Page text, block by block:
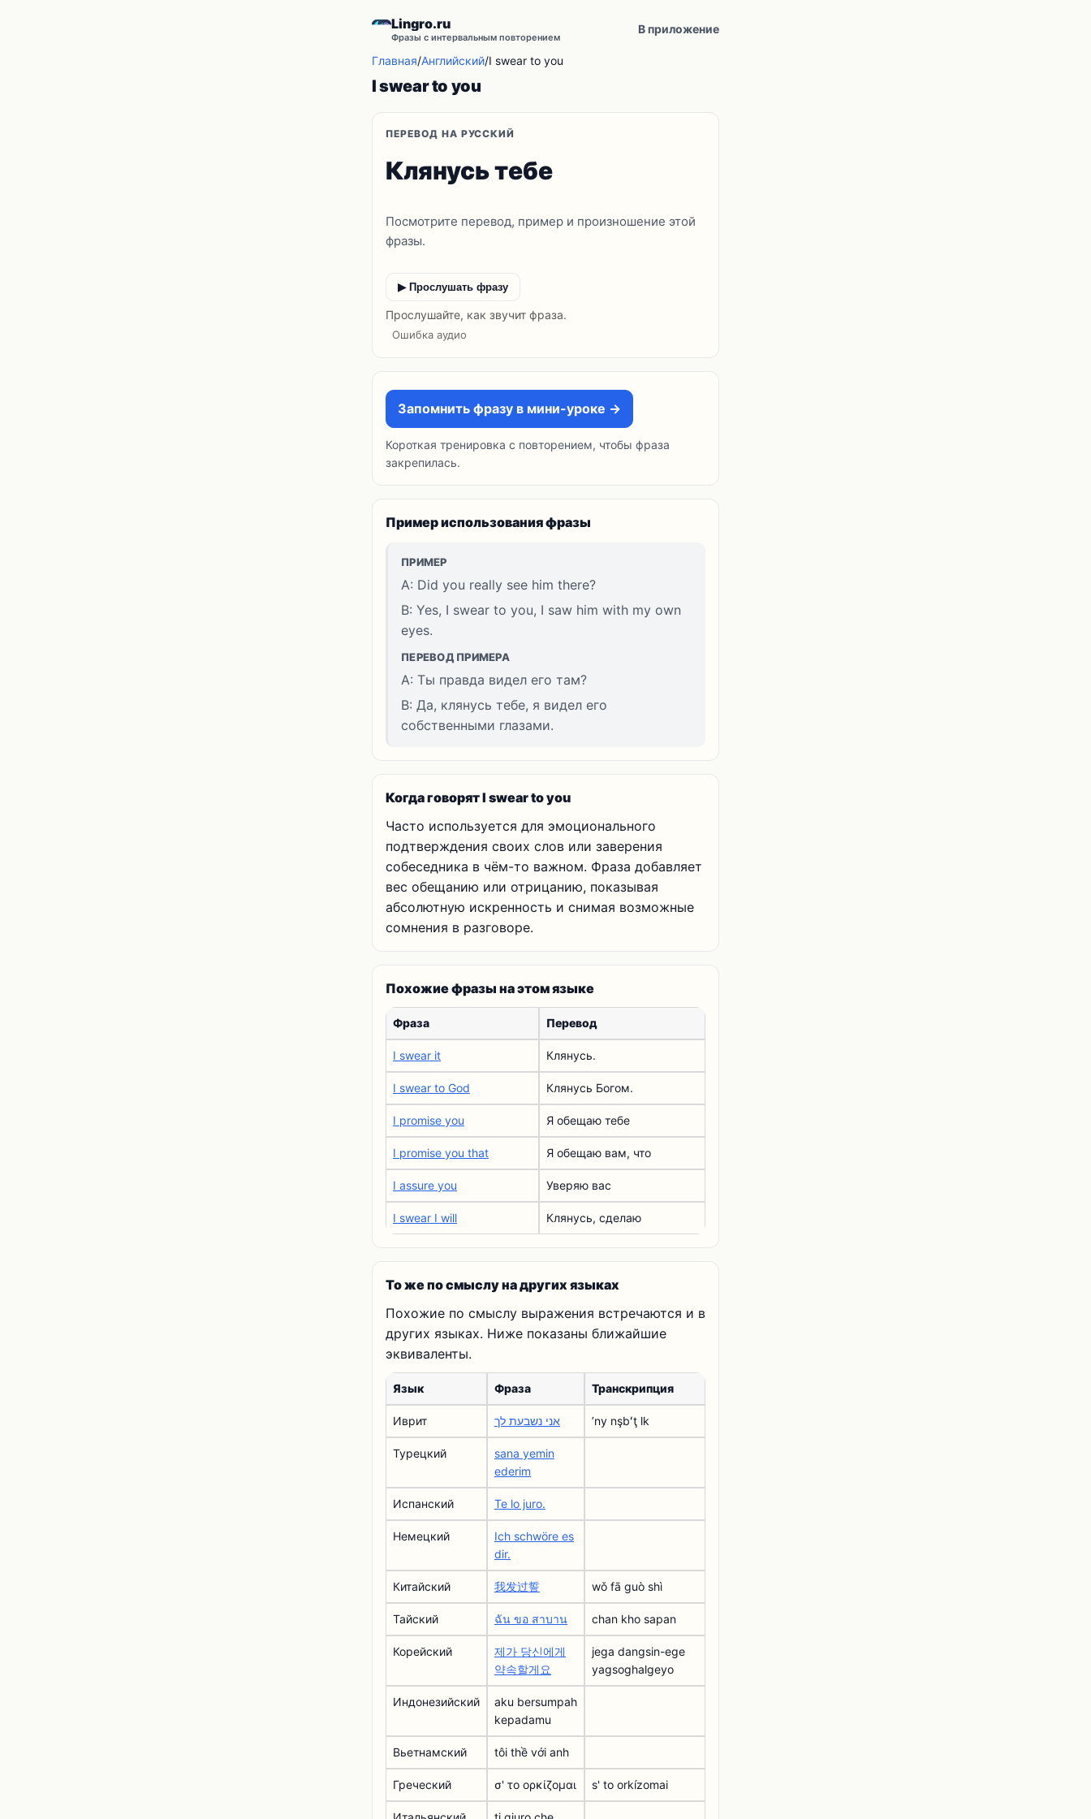
Lingro.ru
Фразы с интервальным повторением
В приложение
Главная/Английский/I swear to you
I swear to you
ПЕРЕВОД НА РУССКИЙ
Клянусь тебе
Посмотрите перевод, пример и произношение этой
фразы.
▶ Прослушать фразу
Прослушайте, как звучит фраза.
Ошибка аудио
Запомнить фразу в мини-уроке →
Короткая тренировка с повторением, чтобы фраза
закрепилась.
Пример использования фразы
ПРИМЕР
A: Did you really see him there?
B: Yes, I swear to you, I saw him with my own
eyes.
ПЕРЕВОД ПРИМЕРА
A: Ты правда видел его там?
B: Да, клянусь тебе, я видел его
собственными глазами.
Когда говорят I swear to you
Часто используется для эмоционального
подтверждения своих слов или заверения
собеседника в чём-то важном. Фраза добавляет
вес обещанию или отрицанию, показывая
абсолютную искренность и снимая возможные
сомнения в разговоре.
Похожие фразы на этом языке
Фраза Перевод
I swear it Клянусь.
I swear to God Клянусь Богом.
I promise you Я обещаю тебе
I promise you that Я обещаю вам, что
I assure you Уверяю вас
I swear I will Клянусь, сделаю
То же по смыслу на других языках
Похожие по смыслу выражения встречаются и в
других языках. Ниже показаны ближайшие
эквиваленты.
Язык Фраза Транскрипция
Иврит אני נשבעת לך ʼny nşbʻţ lk
Турецкий
sana yemin
ederim
Испанский Te lo juro.
Немецкий
Ich schwöre es
dir.
Китайский 我发过誓 wǒ fā guò shì
Тайский ฉัน ขอ สาบาน chan kho sapan
Корейский
제가 당신에게
약속할게요
jega dangsin-ege
yagsoghalgeyo
Индонезийский
aku bersumpah
kepadamu
Вьетнамский tôi thề với anh
Греческий σ' το ορκίζομαι s' to orkízomai